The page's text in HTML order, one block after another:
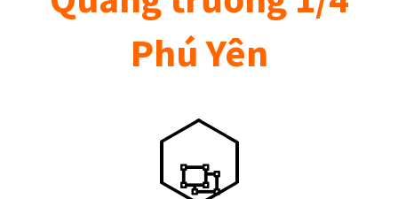
Phú Yên